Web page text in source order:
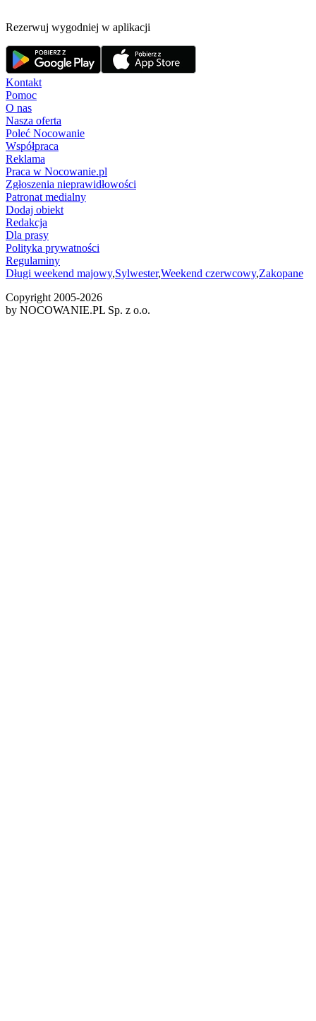
Rezerwuj wygodniej w aplikacji
Kontakt
Pomoc
O nas
Nasza oferta
Poleć Nocowanie
Współpraca
Reklama
Praca w Nocowanie.pl
Zgłoszenia nieprawidłowości
Patronat medialny
Dodaj obiekt
Redakcja
Dla prasy
Polityka prywatności
Regulaminy
Długi weekend majowy,Sylwester,Weekend czerwcowy,Zakopane
Copyright 2005-2026
by NOCOWANIE.PL Sp. z o.o.